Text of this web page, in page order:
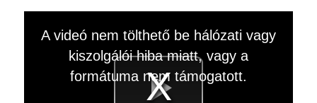
A videó nem tölthető be hálózati vagy
kiszolgálói hiba miatt, vagy a
formátuma nem támogatott.